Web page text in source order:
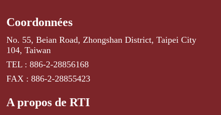
Coordonnées
No. 55, Beian Road, Zhongshan District, Taipei City
104, Taiwan
TEL : 886-2-28856168
FAX : 886-2-28855423
A propos de RTI